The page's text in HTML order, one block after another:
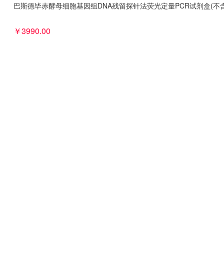
巴斯德毕赤酵母细胞基因组DNA残留探针法荧光定量PCR试剂盒(不
￥3990.00